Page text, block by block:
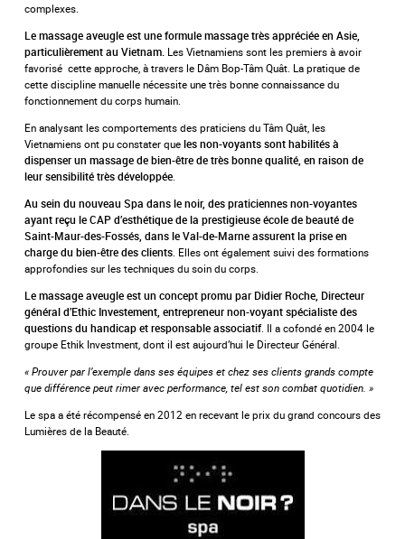
complexes.
Le massage aveugle est une formule massage très appréciée en Asie,
particulièrement au Vietnam. Les Vietnamiens sont les premiers à avoir
favorisé cette approche, à travers le Dâm Bop-Tâm Quât. La pratique de
cette discipline manuelle nécessite une très bonne connaissance du
fonctionnement du corps humain.
En analysant les comportements des praticiens du Tâm Quât, les
Vietnamiens ont pu constater que les non-voyants sont habilités à
dispenser un massage de bien-être de très bonne qualité, en raison de
leur sensibilité très développée
Au sein du nouveau Spa dans le noir, des praticiennes non-voyantes
ayant reçu le CAP d’esthétique de la prestigieuse école de beauté de
Saint-Maur-des-Fossés, dans le Val-de-Marne assurent la prise en
charge du bien-être des clients . Elles ont également suivi des formations
approfondies sur les techniques du soin du corps.
Le massage aveugle est un concept promu par Didier Roche, Directeur
général d’Ethic Investement, entrepreneur non-voyant spécialiste des
questions du handicap et responsable associatif. Il a cofondé en 2004 le
groupe Ethik Investment, dont il est aujourd’hui le Directeur Général.
« Prouver par l’exemple dans ses équipes et chez ses clients grands compte
que différence peut rimer avec performance, tel est son combat quotidien. »
Le spa a été récompensé en 2012 en recevant le prix du grand concours des
Lumières de la Beauté.